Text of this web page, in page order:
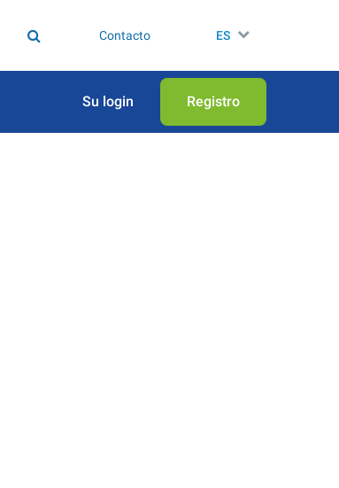
Contacto ES
Su login Registro